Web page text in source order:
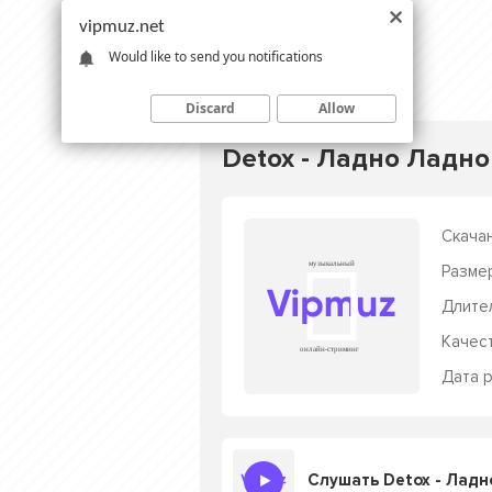
Detox - Ладно Ладно
Дата
Слушать Detox -
vipmuz.net
Would like to send you notifications
Discard Allow